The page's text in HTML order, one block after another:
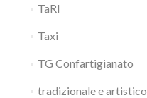
TaRI
Taxi
TG Confartigianato
tradizionale e artistico